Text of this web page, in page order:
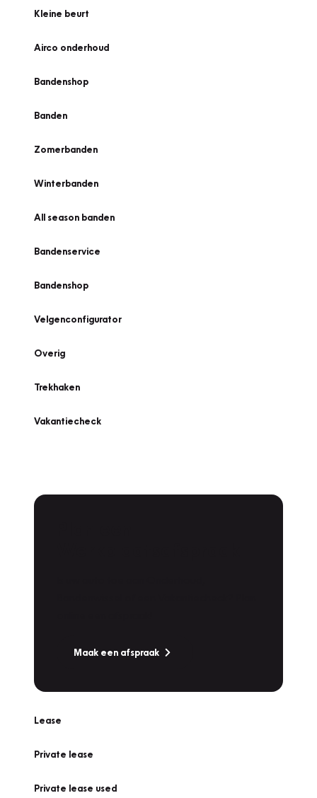
Kleine beurt
Airco onderhoud
Bandenshop
Banden
Zomerbanden
Winterbanden
All season banden
Bandenservice
Bandenshop
Velgenconfigurator
Overig
Trekhaken
Vakantiecheck
Maak een afspraak
Lease
Private lease
Private lease used